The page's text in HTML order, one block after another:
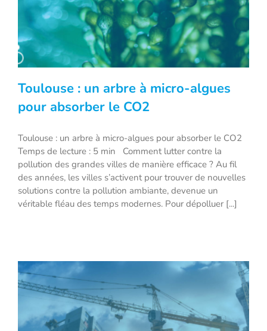
Toulouse : un arbre à micro-algues pour
absorber le CO2
Toulouse : un arbre à micro-algues
pour absorber le CO2
Toulouse : un arbre à micro-algues pour absorber le CO2
Temps de lecture : 5 min Comment lutter contre la
pollution des grandes villes de manière efficace ? Au fil
des années, les villes s’activent pour trouver de nouvelles
solutions contre la pollution ambiante, devenue un
véritable fléau des temps modernes. Pour dépolluer [...]